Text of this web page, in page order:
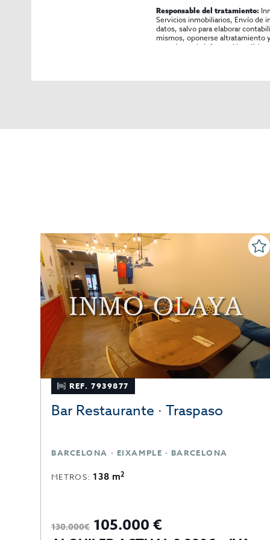
Responsable del tratamiento:
Servicios inmobiliarios, Envío de
datos, salvo para elaborar
mismos, oponerse altratamiento
consultarse la información
REF. 7939877
Bar Restaurante · Traspaso
BARCELONA · EIXAMPLE · BARCELONA
METROS: 138 m2
130.000€ 105.000 €